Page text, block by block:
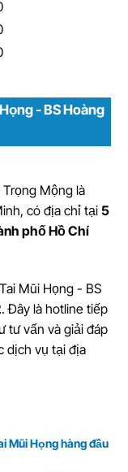
- BS Hoàng
Trọng Mộng là
, có địa chỉ tại 5
phố Hồ Chí
Mũi Họng - BS
. Đây là hotline tiếp
tư vấn và giải đáp
dịch vụ tại địa
Mũi Họng hàng đầu